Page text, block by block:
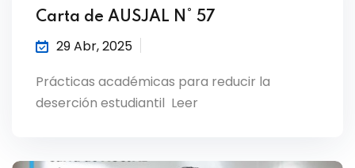
Carta de AUSJAL N° 57
29 Abr, 2025
Prácticas académicas para reducir la
deserción estudiantil Leer